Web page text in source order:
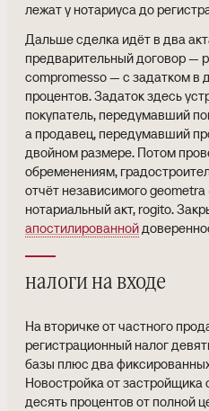
лежат у нотариуса до
Дальше сделка идёт в два
предварительный договор —
compromesso — с задатком в
процентов. Задаток здесь
покупатель, передумавший
а продавец, передумавший
двойном размере. Потом
обременениям,
отчёт независимого
нотариальный акт, rogito.
апостилированной
налоги на входе
На вторичке от частного
регистрационный налог
базы плюс два
Новостройка от
десять процентов от полной